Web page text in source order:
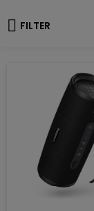
FILTER